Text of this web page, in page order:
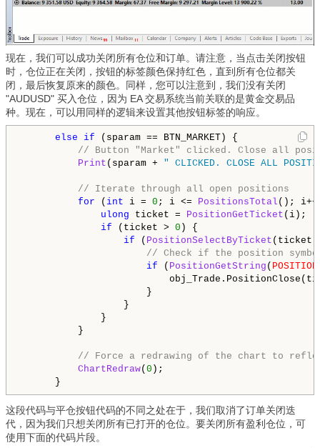
现在，我们可以成功关闭所有仓位和订单。请注意，当点击关闭按钮
时，仓位正在关闭，按钮的标签颜色保持红色，直到所有仓位都关
闭，最后恢复原来的颜色。同样，您可以注意到，我们没有关闭
"AUDUSD" 买入仓位，因为 EA 交易系统当前关联的是黄金交易品
种。现在，可以用同样的逻辑来设置其他按钮标签的响应。
else if (sparam == BTN_MARKET) {
// Button "Market" clicked. Close all
Print (sparam + " CLICKED. CLOSE ALL
// Iterate through all open positions
for ( int i = 0 ; i <= PositionsTotal ();
ulong ticket = PositionGetTicket (i);
if (ticket > 0 ) {
if ( PositionSelectByTicket
// Check if the position
if ( PositionGetString (
}
}
}
}
// Force a redrawing of the chart to
ChartRedraw(0 );
}
这段代码与平仓按钮代码的不同之处在于，我们取消了订单关闭迭
代，因为我们只想关闭所有已打开的仓位。要关闭所有盈利仓位，可
使用下面的代码片段。